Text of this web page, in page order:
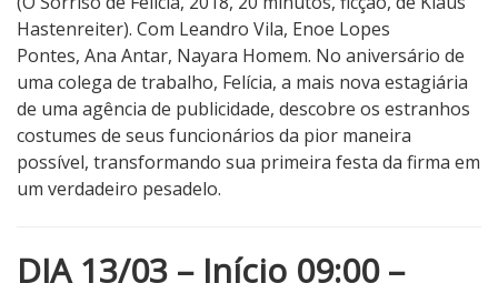
Hastenreiter). Com Leandro Vila, Enoe Lopes
Pontes, Ana Antar, Nayara Homem. No aniversário de
uma colega de trabalho, Felícia, a mais nova estagiária
de uma agência de publicidade, descobre os estranhos
costumes de seus funcionários da pior maneira
possível, transformando sua primeira festa da firma em
um verdadeiro pesadelo.
DIA 13/03 – Início 09:00 –